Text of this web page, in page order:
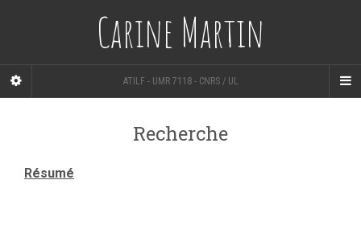
Carine Martin
ATILF - UMR 7118 - CNRS / UL
Recherche
Résumé